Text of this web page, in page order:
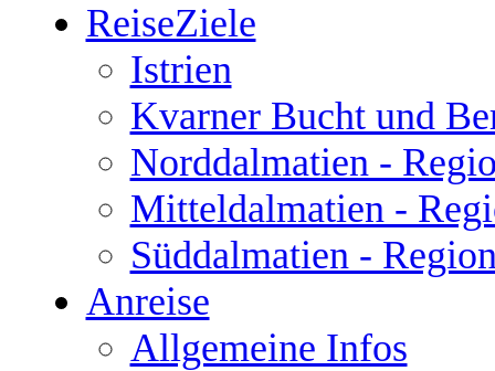
ReiseZiele
Istrien
Kvarner Bucht und
Norddalmatien -
Mitteldalmatien -
Süddalmatien -
Anreise
Allgemeine Infos